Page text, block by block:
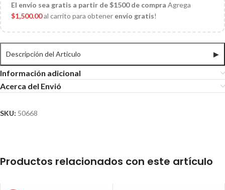
El envío sea gratis a partir de $1500 de compra Agrega
$1,500.00al carrito para obtener envío gratis!
Descripción del Articulo ▶
Información adicional
Acerca del Envió
SKU: 50668
Productos relacionados con este artículo